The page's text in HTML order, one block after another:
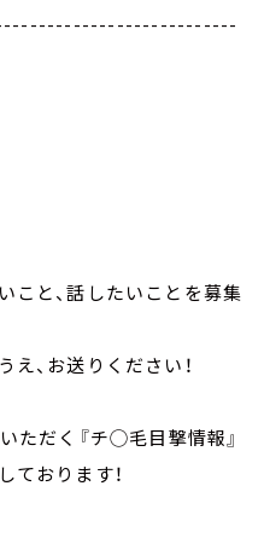
こと、話したいことを募集
、お送りください！
ただく『チ◯毛目撃情報』
ております！